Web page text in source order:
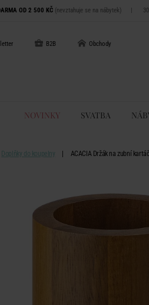
OD 2 500 KČ (nevztahuje se na nábytek) |
B2B Obchody
NOVINKY SVATBA
Doplňky do koupelny ACACIA Držák na zubní